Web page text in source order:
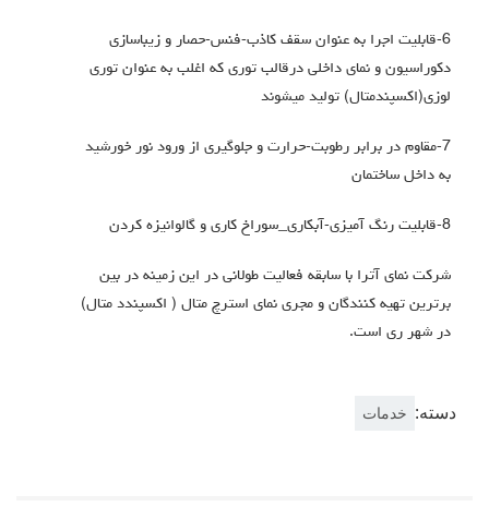
6-قابلیت اجرا به عنوان سقف کاذب-فنس-حصار و زیباسازی
دکوراسیون و نمای داخلی درقالب توری که اغلب به عنوان توری
لوزی(اکسپندمتال) تولید میشوند
7-مقاوم در برابر رطوبت-حرارت و جلوگیری از ورود نور خورشید
به داخل ساختمان
8-قابلیت رنگ آمیزی-آبکاری_سوراخ کاری و گالوانیزه کردن
شرکت نمای آترا با سابقه فعالیت طولانی در این زمینه در بین
برترین تهیه کنندگان و مجری نمای استرچ متال ( اکسپندد متال)
در شهر ری است.
دسته: خدمات